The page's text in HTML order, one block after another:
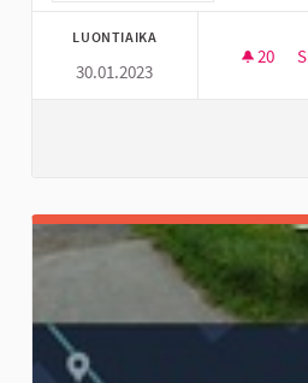
LUONTIAIKA
30.01.2023
20